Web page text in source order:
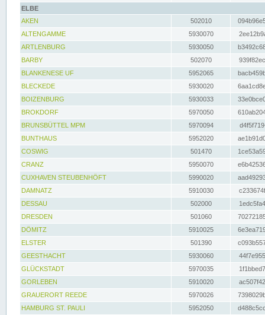
ELBE
AKEN
502010
ALTENGAMME
5930070
ARTLENBURG
5930050
BARBY
502070
BLANKENESE UF
5952065
BLECKEDE
5930020
BOIZENBURG
5930033
BROKDORF
5970050
BRUNSBÜTTEL MPM
5970094
BUNTHAUS
5952020
COSWIG
501470
CRANZ
5950070
CUXHAVEN STEUBENHÖFT
5990020
DAMNATZ
5910030
DESSAU
502000
DRESDEN
501060
DÖMITZ
5910025
ELSTER
501390
GEESTHACHT
5930060
GLÜCKSTADT
5970035
GORLEBEN
5910020
GRAUERORT REEDE
5970026
HAMBURG ST. PAULI
5952050